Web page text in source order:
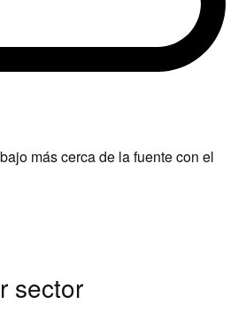
más cerca de la fuente con el
sector